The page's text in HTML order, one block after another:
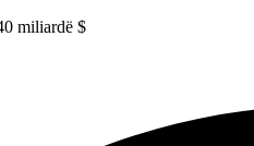
miliardë $